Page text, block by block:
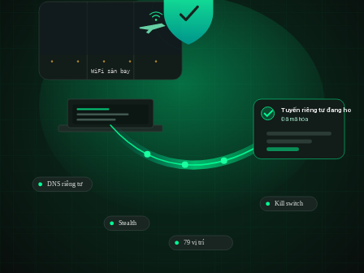
WiFi sân bay
Tuyến riêng tư đang hoạt
Đã mã hóa
DNS riêng tư
Stealth
79 vị trí
Kill switch